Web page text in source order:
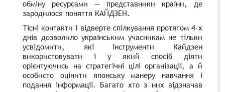
обміну ресурсами — представники країни, де
зародилося поняття КАЙДЗЕН.
Тісні контакти і відверте спілкування протягом 4-х
днів дозволило українським учасникам не тільки
усвідомити, які інструменти Кайдзен
використовувати і у який спосіб діяти
орієнтуючись на стратегічні цілі організації, а й
особисто оцінити японську манеру навчання і
подання інформації. Багато хто з них відзначав